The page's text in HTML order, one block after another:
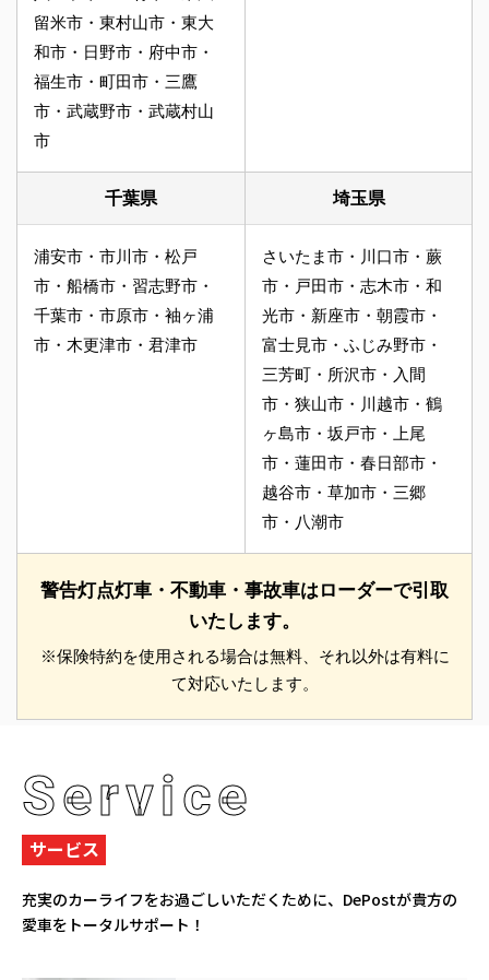
留米市・東村山市・東大
和市・日野市・府中市・
福生市・町田市・三鷹
市・武蔵野市・武蔵村山
市
千葉県
浦安市・市川市・松戸
市・船橋市・習志野市・
千葉市・市原市・袖ヶ浦
市・木更津市・君津市
埼玉県
さいたま市・川口市・蕨
市・戸田市・志木市・和
光市・新座市・朝霞市・
富士見市・ふじみ野市・
三芳町・所沢市・入間
市・狭山市・川越市・鶴
ヶ島市・坂戸市・上尾
市・蓮田市・春日部市・
越谷市・草加市・三郷
市・八潮市
警告灯点灯車・不動車・事故車はローダーで引取
いたします。
※保険特約を使用される場合は無料、それ以外は有料に
て対応いたします。
Service
サービス
充実のカーライフをお過ごしいただくために、 DePostが貴方の
愛車をトータルサポート！